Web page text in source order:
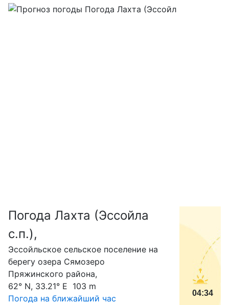
Погода Лахта (Эссойла
с.п.),
Эссойльское сельское поселение на
берегу озера Сямозеро
Пряжинского района,
62° N, 33.21° E 103 m
Погода на ближайший час
04:34